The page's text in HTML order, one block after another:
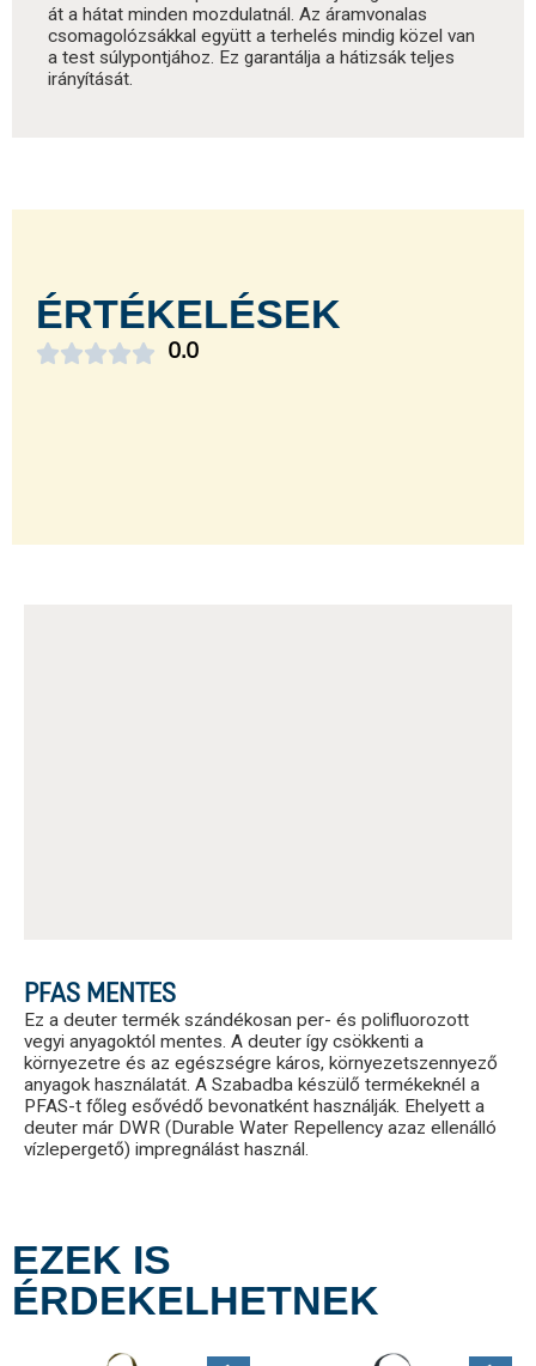
át a hátat minden mozdulatnál. Az áramvonalas
csomagolózsákkal együtt a terhelés mindig közel van
a test súlypontjához. Ez garantálja a hátizsák teljes
irányítását.
ÉRTÉKELÉSEK
0.0

PFAS MENTES
Ez a deuter termék szándékosan per- és polifluorozott
vegyi anyagoktól mentes. A deuter így csökkenti a
környezetre és az egészségre káros, környezetszennyező
anyagok használatát. A Szabadba készülő termékeknél a
PFAS-t főleg esővédő bevonatként használják. Ehelyett a
deuter már DWR (Durable Water Repellency azaz ellenálló
vízlepergető) impregnálást használ.
EZEK IS
ÉRDEKELHETNEK